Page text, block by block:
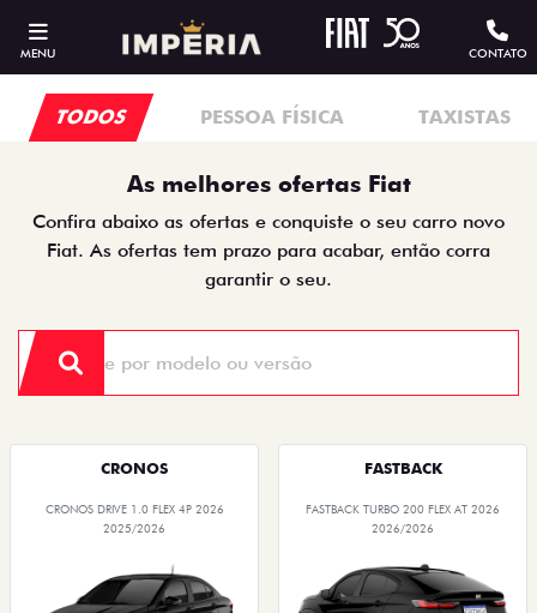
MENU CONTATO
TODOS PESSOA FÍSICA TAXISTAS
As melhores ofertas Fiat
Confira abaixo as ofertas e conquiste o seu carro novo
Fiat. As ofertas tem prazo para acabar, então corra
garantir o seu.
CRONOS
CRONOS DRIVE 1.0 FLEX 4P 2026
2025/2026
FASTBACK
FASTBACK TURBO 200 FLEX AT 2026
2026/2026